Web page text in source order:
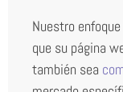
Nuestro
que su página
también sea